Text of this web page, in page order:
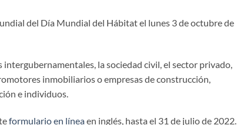
del Día Mundial del Hábitat el lunes 3 de octubre de
la sociedad civil, el sector privado,
inmobiliarios o empresas de construcción,
e individuos.
formulario en líneaen inglés, hasta el 31 de julio de 2022.